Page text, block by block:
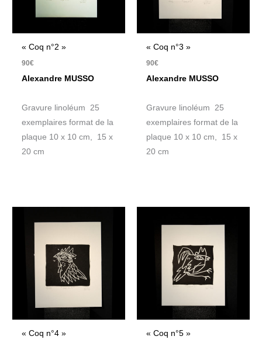
« Coq n°2 »
90€
Alexandre MUSSO
Gravure linoléum 25
exemplaires format de la
plaque 10 x 10 cm, 15 x
20 cm
« Coq n°3 »
90€
Alexandre MUSSO
Gravure linoléum 25
exemplaires format de la
plaque 10 x 10 cm, 15 x
20 cm
« Coq n°4 » « Coq n°5 »